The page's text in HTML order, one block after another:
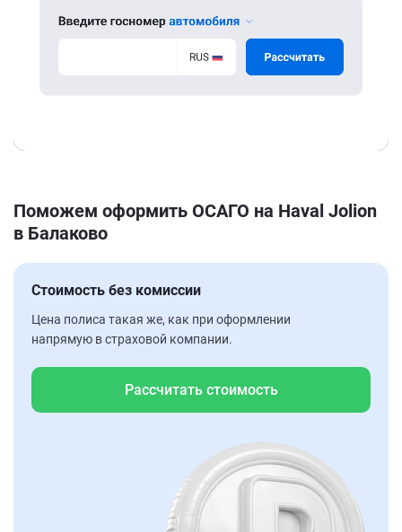
Поможем оформить ОСАГО на Haval Jolion
в Балаково
Стоимость без комиссии
Цена полиса такая же, как при оформлении
напрямую в страховой компании.
Рассчитать стоимость